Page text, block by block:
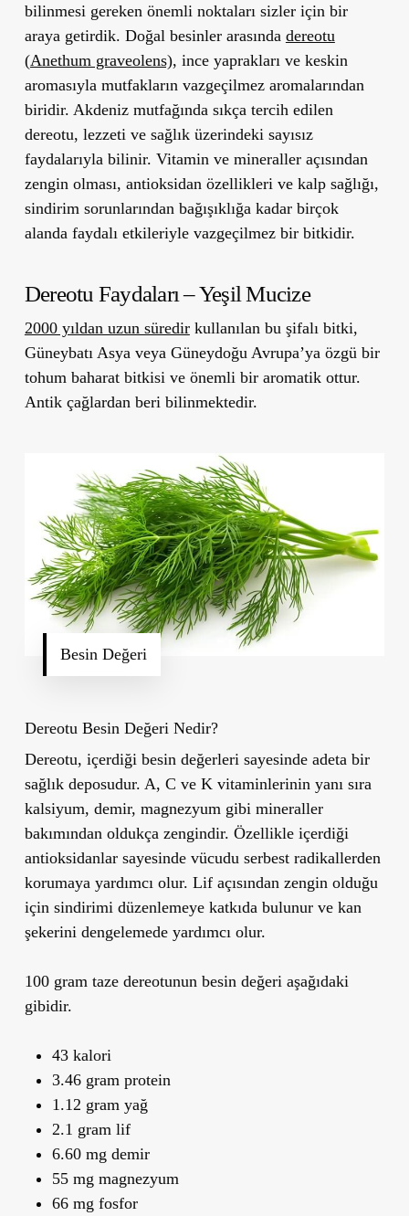
bilinmesi gereken önemli noktaları sizler için bir
araya getirdik. Doğal besinler arasında dereotu
(Anethum graveolens), ince yaprakları ve keskin
aromasıyla mutfakların vazgeçilmez aromalarından
biridir. Akdeniz mutfağında sıkça tercih edilen
dereotu, lezzeti ve sağlık üzerindeki sayısız
faydalarıyla bilinir. Vitamin ve mineraller açısından
zengin olması, antioksidan özellikleri ve kalp sağlığı,
sindirim sorunlarından bağışıklığa kadar birçok
alanda faydalı etkileriyle vazgeçilmez bir bitkidir.
Dereotu Faydaları – Yeşil Mucize
2000 yıldan uzun süredirkullanılan bu şifalı bitki,
Güneybatı Asya veya Güneydoğu Avrupa’ya özgü bir
tohum baharat bitkisi ve önemli bir aromatik ottur.
Antik çağlardan beri bilinmektedir.
Besin Değeri
Dereotu Besin Değeri Nedir?
Dereotu, içerdiği besin değerleri sayesinde adeta bir
sağlık deposudur. A, C ve K vitaminlerinin yanı sıra
kalsiyum, demir, magnezyum gibi mineraller
bakımından oldukça zengindir. Özellikle içerdiği
antioksidanlar sayesinde vücudu serbest radikallerden
korumaya yardımcı olur. Lif açısından zengin olduğu
için sindirimi düzenlemeye katkıda bulunur ve kan
şekerini dengelemede yardımcı olur.
100 gram taze dereotunun besin değeri aşağıdaki
gibidir.
43 kalori
3.46 gram protein
1.12 gram yağ
2.1 gram lif
6.60 mg demir
55 mg magnezyum
66 mg fosfor